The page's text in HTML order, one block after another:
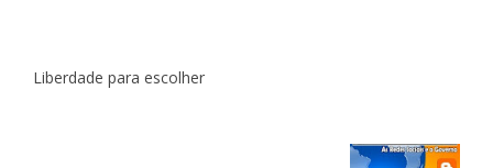
Liberdade para escolher